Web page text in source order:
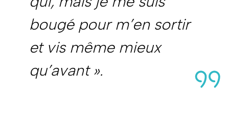
bougé pour m’en sortir
et vis même mieux
qu’avant ».